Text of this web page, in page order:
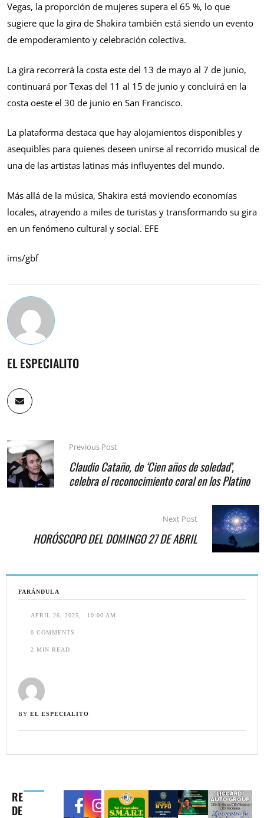
FARÁNDULA
APRIL 26, 2025 10:00 AM
0 COMMENTS
2 MIN READ
BY EL ESPECIALITO
RE
DE
Vegas, la proporción de mujeres supera el 65 %, lo que
sugiere que la gira de Shakira también está siendo un evento
de empoderamiento y celebración colectiva.
La gira recorrerá la costa este del 13 de mayo al 7 de junio,
continuará por Texas del 11 al 15 de junio y concluirá en la
costa oeste el 30 de junio en San Francisco.
La plataforma destaca que hay alojamientos disponibles y
asequibles para quienes deseen unirse al recorrido musical de
una de las artistas latinas más influyentes del mundo.
Más allá de la música, Shakira está moviendo economías
locales, atrayendo a miles de turistas y transformando su gira
en un fenómeno cultural y social. EFE
ims/gbf
EL ESPECIALITO
Previous Post
Claudio Cataño, de ‘Cien años de soledad’,
celebra el reconocimiento coral en los Platino
Next Post
HORÓSCOPO DEL DOMINGO 27 DE ABRIL